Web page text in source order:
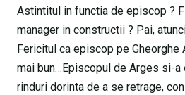
Astintitul in functia de episcop ?
manager in constructii ? Pai,
Fericitul ca episcop pe Gheorghe
mai bun…Episcopul de Arges si-a
rinduri dorinta de a se retrage,